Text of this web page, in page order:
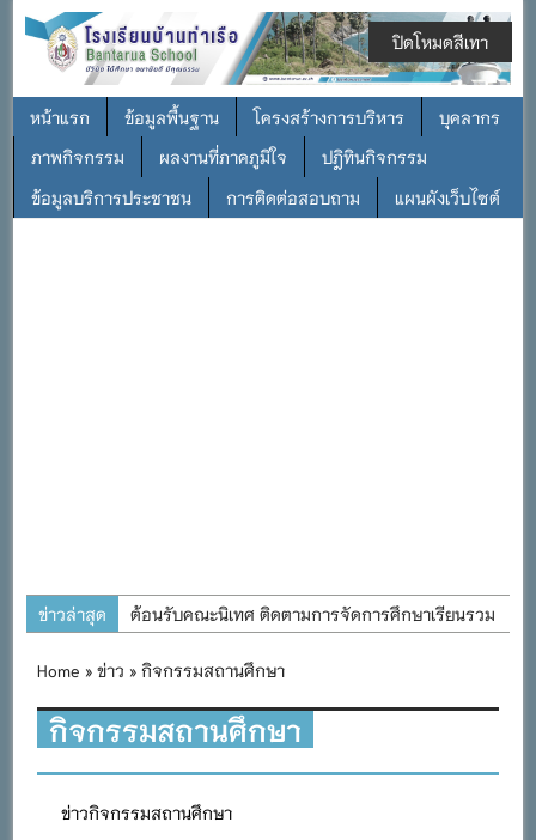
หน้าแรก ข้อมูลพื้นฐาน โครงสร้างการบริหาร
บุคลากร
ภาพกิจกรรม
ผลงานที่ภาคภูมิใจ
ปฎิทินกิจกรรม
ข้อมูลบริการประชาชน
การติดต่อสอบถาม แผนผังเว็บไซต์
ข่าวล่าสุด
ต้อนรับคณะนิเทศ ติดตามการจัดการศึกษาเรียนรวม
การอบรมการจัดทำแผนพัฒนาการจัดการศึกษาและ
แผนปฏิบัติการประจำปีของโรงเรียนในสังกัด
สำนักงานเขตพื้นที่การศึกษาประถมศึกษาภูเก็ต
เทียนถวายพระพรชัยมงคล เนื่องในโอกาสวันเฉลิม
Home »ข่าว » กิจกรรมสถานศึกษา
กิจกรรมสถานศึกษา
ข่าวกิจกรรมสถานศึกษา
ปิดโหมดสีเทา